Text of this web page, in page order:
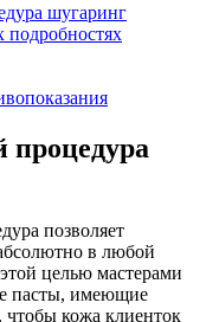
шугаринг
подробностях
процедура
позволяет
в любой
целью мастерами
пасты, имеющие
кожа клиенток